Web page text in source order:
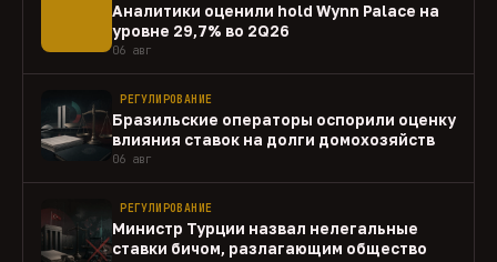
Аналитики оценили hold Wynn Palace на
уровне 29,7% во 2Q26
06 авг
РЕГУЛИРОВАНИЕ
Бразильские операторы оспорили оценку
влияния ставок на долги домохозяйств
06 авг
РЕГУЛИРОВАНИЕ
Министр Турции назвал нелегальные
ставки бичом, разлагающим общество